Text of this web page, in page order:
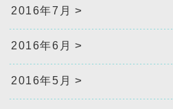
2016年7月
2016年6月
2016年5月